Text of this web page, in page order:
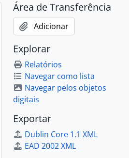
Área de Transferência
Adicionar
Explorar
Relatórios
Navegar como lista
Navegar pelos objetos
digitais
Exportar
Dublin Core 1.1 XML
EAD 2002 XML